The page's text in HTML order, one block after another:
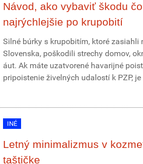
Návod, ako vybaviť škodu čo
najrýchlejšie po krupobití
Silné búrky s krupobitím, ktoré zasiahli
Slovenska, poškodili strechy domov,
áut. Ak máte uzatvorené havarijné
pripoistenie živelných udalostí k PZP, je
INÉ
Letný minimalizmus v
taštičke